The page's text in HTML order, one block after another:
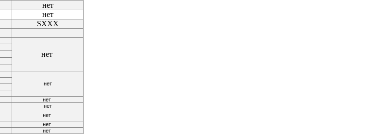
нет
нет
SXXX
нет
нет
нет
нет
нет
нет
нет